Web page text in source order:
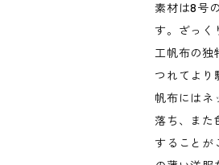
素材は8号
す。ざっく
工帆布の独
つれてより
帆布にはネ
落ち、また
することが